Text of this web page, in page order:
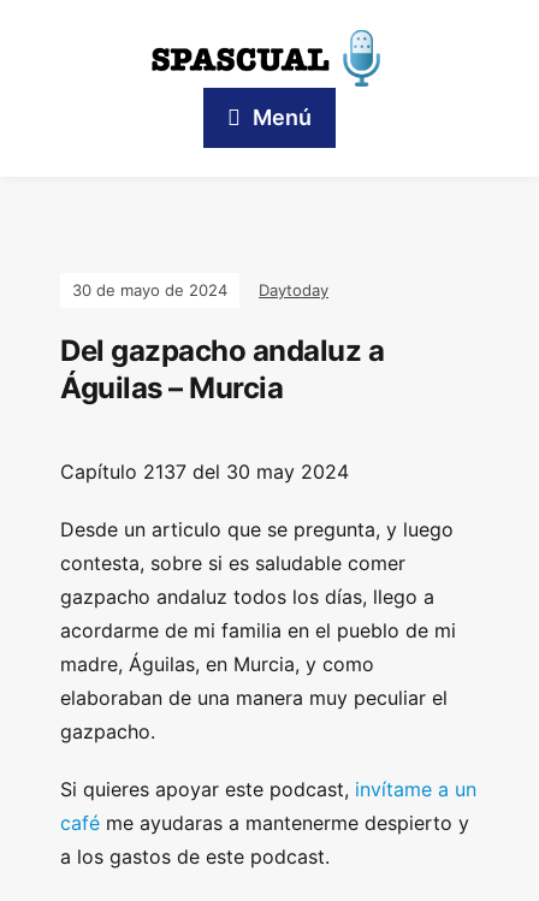
Menú
30 de mayo de 2024 Daytoday
Del gazpacho andaluz a
Águilas – Murcia
Capítulo 2137 del 30 may 2024
Desde un articulo que se pregunta, y luego
contesta, sobre si es saludable comer
gazpacho andaluz todos los días, llego a
acordarme de mi familia en el pueblo de mi
madre, Águilas, en Murcia, y como
elaboraban de una manera muy peculiar el
gazpacho.
Si quieres apoyar este podcast, invítame a un
café me ayudaras a mantenerme despierto y
a los gastos de este podcast.